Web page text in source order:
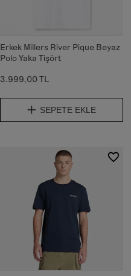
Erkek Millers River Pique Beyaz
Polo Yaka Tişört
3.999,00 TL
SEPETE EKLE